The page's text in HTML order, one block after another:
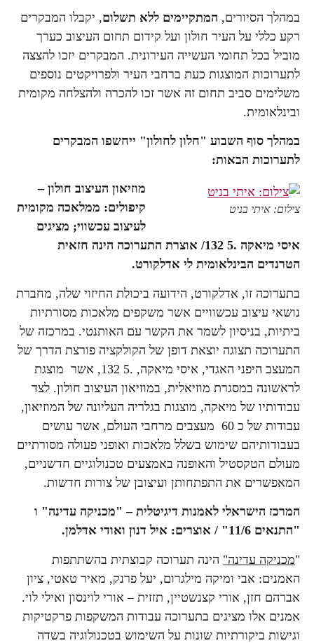
במהלך הסיורים, המתקיימים ללא תשלום, יקבלו המבקרים
רקע כללי על העיר חולון ועל קידום תחום העיצוב כערך
מוביל בכל תחומי העשייה העירונית. המבקרים יזכו להצצה
לתערוכות המוצגות כעת ברחבי העיר ולפרויקטים נוספים
משלימים סביב תחום זה אשר זכו להכרה ולהצלחה מקומית
ובינלאומית.
במהלך סוף השבוע "חלון לחולון" ייחשפו המבקרים
לתערוכות הבאות:
צילום: איתי בניט
מוזיאון העיצוב חולון –
קיפולים: ממלאכה מקומית
לעיצוב עכשווי; מציגים
איסי מיאקה .5 132/ אוצרת התערוכה הינה חזאית
הטרנדים הבינלאומית לי אדלקורט.
בתערוכה זו, אדלקורט, הידועה ביכולת החיזוי שלה, מחברת
נושאי עיצוב עכשוויים אשר משקפים מלאכות מסורתיות
ביתיות, בניסיון לשמר את הקשר עם האותנטי. במרכזה של
התערוכה תצוגה יוצאת דופן של הקולקציה פורצת הדרך של
המעצב היפני האגדי, איסי מיאקה, .5 132, אשר מוצגת
לראשונה במסגרת מוזיאלית, במוזיאון העיצוב חולון. לצד
עבודותיו של מיאקה, מוצגות בגלריה העליונה של המוזיאון,
עבודות של כ 60 מעצבים מרחבי העולם, אשר עושים
בעבודותיהם שימוש בשלל מלאכות ואופני פעולה מסורתיים
מעולם הטקסטיל והאופנה באמצעים טכנולוגיים חדשניים,
המאפשרים את התפתחותן ועיצובן של צורות חדשות.
המרכז הישראלי לאמנות דיגיטלית – "מכניקה עדינה" ו
"התנאים 11/6" / אוצרים: איל דנון ואודי אדלמן.
"מכניקה עדינה" הינה תערוכה קבוצתית בהשתתפות
האמנים: אבי ומיקה מילגרום, יעל פרנק, מאיר טאטי, ציון
אברהם חזן, אורי קצנשטיין, תזזית – אורי לוינסון ואילי לוי.
אמנים אלו מציגים בתערוכה עבודות המשקפות פרקטיקות
וגישות ביקורתיות שונות על השימוש בטכנולוגיה בשדה